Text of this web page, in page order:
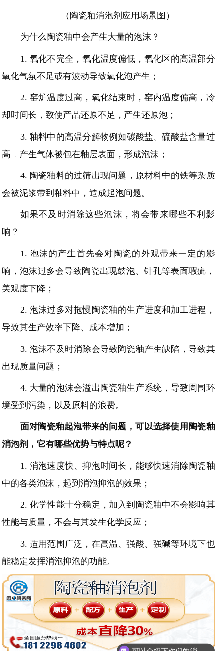
（陶瓷釉消泡剂应用场景图）
为什么陶瓷釉中会产生大量的泡沫？
1.氧化不完全，氧化温度偏低，氧化区的高温部分
氧化气氛不足或有波动导致氧化泡产生；
2.窑炉温度过高，氧化结束时，窑内温度偏高 ， 冷
却时间长，致使产品还原不足 ，产生还原泡；
3.釉料中 的高温分解物例如碳酸盐、硫酸盐含量过
高 ，产生气体被包在釉层表面，形成泡沫；
4. 陶瓷釉料的过筛出现问题 ，原材料中的铁等杂质
会被泥浆带到釉料中，造成起泡问题。
如果不及时消除这些泡沫，将会带来哪些不利影
响？
1. 泡沫的产生首先会对陶瓷的外观带来一定的影
响，泡沫过多会导致陶瓷出现鼓泡、针孔等表面瑕疵，
美观度下降；
2.泡沫过多对拖慢陶瓷釉的生产进度和加工进程，
导致其生产效率下降、成本增加；
3.泡沫不及时消除会导致陶瓷釉产生缺陷，导致其
出现质量问题；
4. 大量的泡沫会溢出陶瓷釉生产系统，导致周围环
境受到污染，以及原料的浪费。
面对陶瓷釉起泡带来的问题，可以选择使用陶瓷釉
消泡剂，它有哪些优势与特点呢？
1.消泡速度快、抑泡时间长，能够快速消除陶瓷釉
中的各类泡沫，起到消泡抑泡的效果；
2.化学性能十分稳定，加入到陶瓷釉中不会影响其
性能与质量，不会与其发生化学反应；
3.适用范围广泛，在高温、强酸、强碱等环境下也
能稳定发挥消泡抑泡的功能。